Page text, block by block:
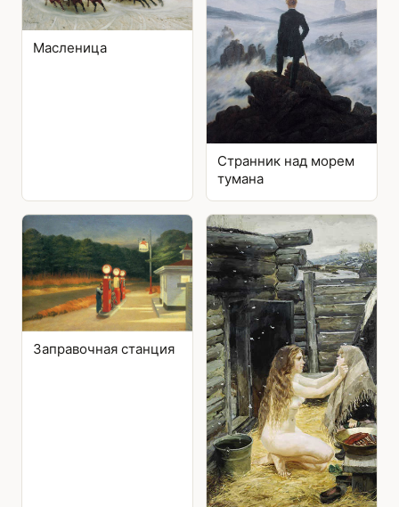
Масленица
Странник над морем
тумана
Заправочная станция